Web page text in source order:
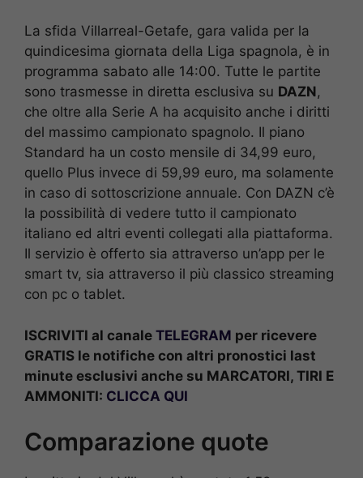
La sfida Villarreal-Getafe, gara valida per la
quindicesima giornata della Liga spagnola, è in
programma sabato alle 14:00. Tutte le partite
sono trasmesse in diretta esclusiva su DAZN,
che oltre alla Serie A ha acquisito anche i diritti
del massimo campionato spagnolo. Il piano
Standard ha un costo mensile di 34,99 euro,
quello Plus invece di 59,99 euro, ma solamente
in caso di sottoscrizione annuale. Con DAZN c’è
la possibilità di vedere tutto il campionato
italiano ed altri eventi collegati alla piattaforma.
Il servizio è offerto sia attraverso un’app per le
smart tv, sia attraverso il più classico streaming
con pc o tablet.
ISCRIVITI al canale TELEGRAM per ricevere
GRATIS le notifiche con altri pronostici last
minute esclusivi anche su MARCATORI, TIRI E
AMMONITI: CLICCA QUI
Comparazione quote